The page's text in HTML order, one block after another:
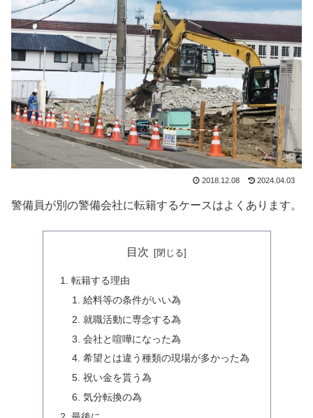
2018.12.08 2024.04.03
警備員が別の警備会社に転籍するケースはよくあります。
目次
転籍する理由
給料等の条件がいい為
就職活動に専念する為
会社と喧嘩になった為
希望とは違う種類の現場が多かった為
祝い金を貰う為
気分転換の為